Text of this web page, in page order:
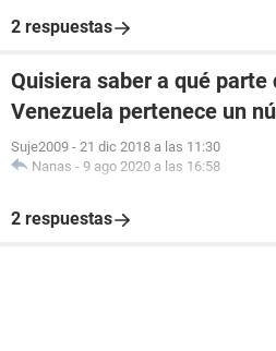
2 respuestas
Quisiera saber a qué parte
Venezuela pertenece un
Suje2009 - 21 dic 2018 a las 11:30
Nanas - 9 ago 2020 a las 16:58
2 respuestas